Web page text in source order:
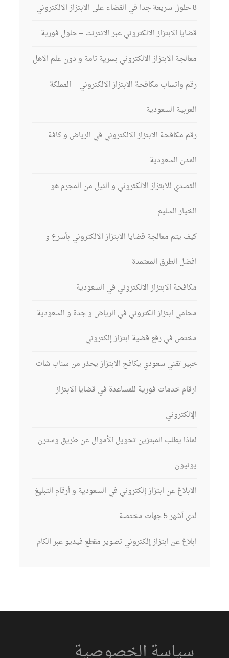
8 حلول سريعة جدا في القضاء على الابتزاز الالكتروني
قضايا الابتزاز الالكتروني عبر الانترنت – حلول فورية
معالجة الابتزاز الالكتروني بسرية تامة و دون علم الاهل
رقم واتساب مكافحة الابتزاز الالكتروني – المملكة
العربية السعودية
رقم مكافحة الابتزاز الالكتروني في الرياض و كافة
المدن السعودية
التصدي للابتزاز الالكتروني و النيل من المجرم هو
الخيار السليم
كيف يتم معالجة قضايا الابتزاز الالكتروني بأسرع و
افضل الطرق المعتمدة
مكافحة الابتزاز الالكتروني في السعودية
محامي ابتزاز الكتروني في الرياض و جدة و السعودية
مختص في رفع قضية ابتزاز إلكتروني
خبير تقني سعودي يكافح الابتزاز يحذر من سناب شات
ارقام خدمات فورية للمساعدة في قضايا الابتزاز
الإلكتروني
لماذا يطلب المبتزين تحويل الأموال عن طريق وسترن
يونيون
الابلاغ عن ابتزاز إلكتروني في السعودية و أرقام التبليغ
لدى أشهر 5 جهات مختصة
ابلاغ عن ابتزاز إلكتروني تصوير مقطع فيديو عبر الكام